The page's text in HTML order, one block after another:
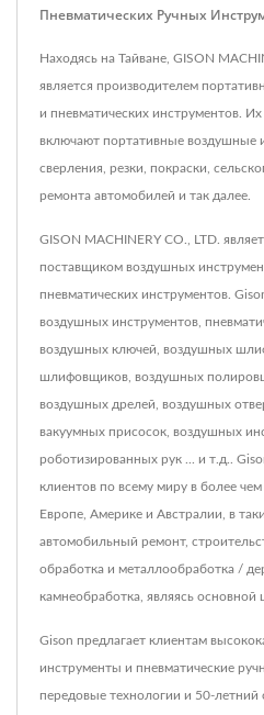
Пневматических Ручных
Находясь на Тайване, GISON
является производителем
и пневматических инструментов.
включают портативные воздушные
сверления, резки, покраски,
ремонта автомобилей и так далее.
GISON MACHINERY CO., LTD.
поставщиком воздушных
пневматических инструментов.
воздушных инструментов,
воздушных ключей, воздушных
шлифовщиков, воздушных
воздушных дрелей, воздушных
вакуумных присосок, воздушных
роботизированных рук ... и т.д..
клиентов по всему миру в более
Европе, Америке и Австралии, в
автомобильный ремонт,
обработка и металлообработка /
камнеобработка, являясь основной
Gison предлагает клиентам
инструменты и пневматические
передовые технологии и 50-летний